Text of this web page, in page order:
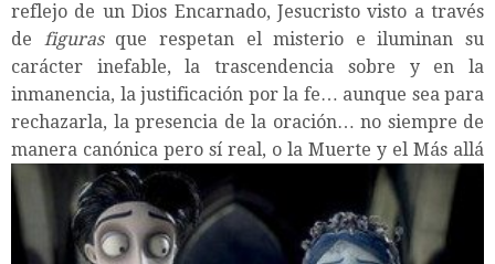
reflejo de un Dios Encarnado, Jesucristo visto a través
de figurasque respetan el misterio e iluminan su
carácter inefable, la trascendencia sobre y en la
inmanencia, la justificación por la fe… aunque sea para
rechazarla, la presencia de la oración… no siempre de
manera canónica pero sí real, o la Muerte y el Más allá